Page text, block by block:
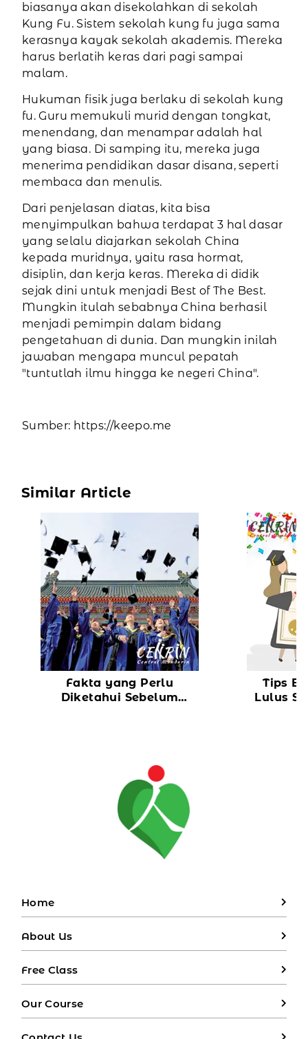
biasanya akan disekolahkan di sekolah
Kung Fu. Sistem sekolah kung fu juga sama
kerasnya kayak sekolah akademis. Mereka
harus berlatih keras dari pagi sampai
malam.
Hukuman fisik juga berlaku di sekolah kung
fu. Guru memukuli murid dengan tongkat,
menendang, dan menampar adalah hal
yang biasa. Di samping itu, mereka juga
menerima pendidikan dasar disana, seperti
membaca dan menulis.
Dari penjelasan diatas, kita bisa
menyimpulkan bahwa terdapat 3 hal dasar
yang selalu diajarkan sekolah China
kepada muridnya, yaitu rasa hormat,
disiplin, dan kerja keras. Mereka di didik
sejak dini untuk menjadi Best of The Best.
Mungkin itulah sebabnya China berhasil
menjadi pemimpin dalam bidang
pengetahuan di dunia. Dan mungkin inilah
jawaban mengapa muncul pepatah
"tuntutlah ilmu hingga ke negeri China".
Sumber: https://keepo.me
Similar Article
Fakta yang Perlu
Diketahui Sebelum
Tips
Lulus
Home
About Us
Free Class
Our Course